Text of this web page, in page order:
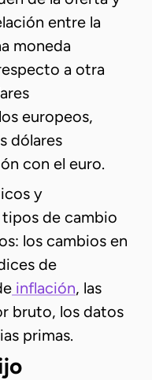
entre la
moneda
a otra
europeos,
dólares
con el euro.
y
de cambio
los cambios en
de
inflación, las
bruto, los datos
primas.